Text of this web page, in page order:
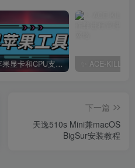
黑苹果显卡和CPU支持情况以及购买硬件防踩坑指南
下一篇
天逸510s Mini兼macOS
BigSur安装教程